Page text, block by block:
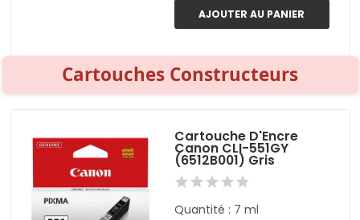
AJOUTER AU PANIER
Cartouches Constructeurs
Cartouche D'Encre
Canon CLI-551GY
(6512B001) Gris
Quantité : 7 ml